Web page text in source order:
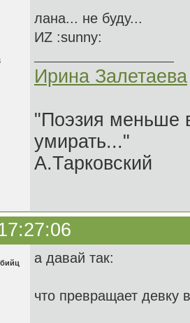
лана... не буду...
ИZ :sunny:
Ирина Залетаева
"Поэзия меньше
умирать..."
А.Тарковский
а давай так:
что превращает девку